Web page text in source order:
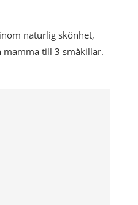
naturlig skönhet,
mamma till 3 småkillar.